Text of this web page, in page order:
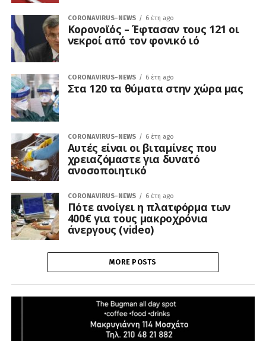
CORONAVIRUS-NEWS 6 έτη ago
Κορονοϊός – Έφτασαν τους 121 οι
νεκροί από τον φονικό ιό
CORONAVIRUS-NEWS 6 έτη ago
Στα 120 τα θύματα στην χώρα μας
CORONAVIRUS-NEWS 6 έτη ago
Αυτές είναι οι βιταμίνες που
χρειαζόμαστε για δυνατό
ανοσοποιητικό
CORONAVIRUS-NEWS 6 έτη ago
Πότε ανοίγει η πλατφόρμα των
400€ για τους μακροχρόνια
άνεργους (video)
MORE POSTS